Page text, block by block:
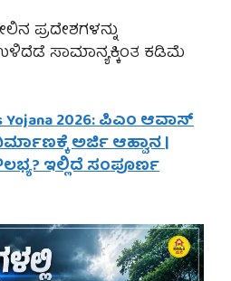
ಪ್ರದೇಶಗಳನ್ನು
ಸಾಮಾನ್ಯಕ್ಕಿಂತ ಕಡಿಮೆ
Yojana 2026: ಪಿಎಂ ಆವಾಸ್
ಅರ್ಜಿ ಆಹ್ವಾನ |
ಇಲ್ಲಿದೆ ಸಂಪೂರ್ಣ